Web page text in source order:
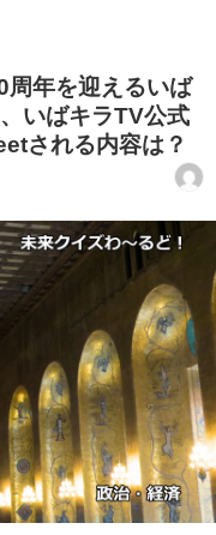
周年を迎えるいば
いばキラTV公式
される内容は？